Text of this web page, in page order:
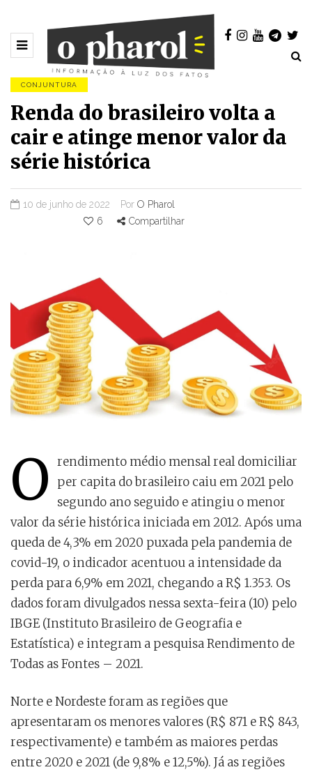
CONJUNTURA
Renda do brasileiro volta a
cair e atinge menor valor da
série histórica
10 de junho de 2022 Por O Pharol
6
Compartilhar
O rendimento médio mensal real domiciliar
per capita do brasileiro caiu em 2021 pelo
segundo ano seguido e atingiu o menor
valor da série histórica iniciada em 2012. Após uma
queda de 4,3% em 2020 puxada pela pandemia de
covid-19, o indicador acentuou a intensidade da
perda para 6,9% em 2021, chegando a R$ 1.353. Os
dados foram divulgados nessa sexta-feira (10) pelo
IBGE (Instituto Brasileiro de Geografia e
Estatística) e integram a pesquisa Rendimento de
Todas as Fontes – 2021.
Norte e Nordeste foram as regiões que
apresentaram os menores valores (R$ 871 e R$ 843,
respectivamente) e também as maiores perdas
entre 2020 e 2021 (de 9,8% e 12,5%). Já as regiões